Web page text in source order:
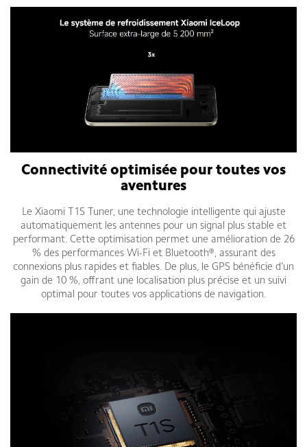
Connectivité optimisée pour toutes vos
aventures
Le Xiaomi T1S Tuner, une technologie intelligente qui ajuste
automatiquement les antennes pour un signal plus stable et
performant. Cette optimisation permet une amélioration de 26
% des performances Wi-Fi et Bluetooth®, assurant des
connexions plus rapides et fiables. De plus, le GPS bénéficie d’un
gain de 10 %, offrant une localisation plus précise et un suivi
optimal pour toutes vos applications de navigation.